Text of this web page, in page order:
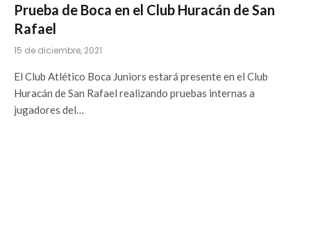
Prueba de Boca en el Club Huracán de San
Rafael
15 de diciembre, 2021
El Club Atlético Boca Juniors estará presente en el Club
Huracán de San Rafael realizando pruebas internas a
jugadores del…